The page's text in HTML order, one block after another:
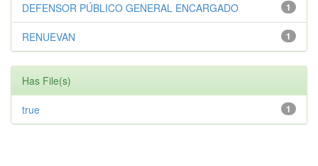
1
DEFENSOR PÚBLICO GENERAL ENCARGADO
1
RENUEVAN
Has File(s)
1
true